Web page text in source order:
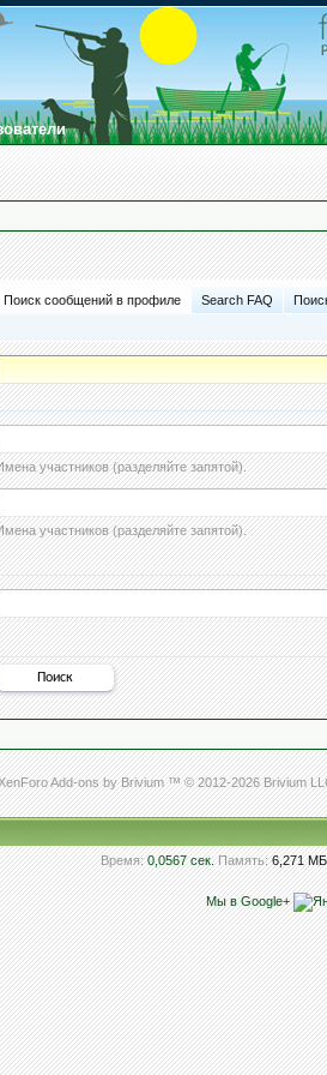
Поиск сообщений в профиле Search FAQ
участников (разделяйте запятой).
участников (разделяйте запятой).
Add-ons by Brivium ™ © 2012-2026 Brivium
Время: 0,0567 сек. Память: 6,271 МБ
Мы в Google+